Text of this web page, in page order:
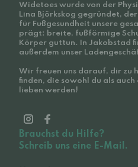
Widetoes wurde von der
Lina Björkskog gegründet,
für Fußgesundheit unsere
prägt: breite, fußförmige
Körper guttun. In Jakobstad
außerdem unser
Wir freuen uns darauf, dir zu
finden, die sowohl du als auch
lieben werden!
Brauchst du Hilfe?
Schreib uns eine E-Mail.